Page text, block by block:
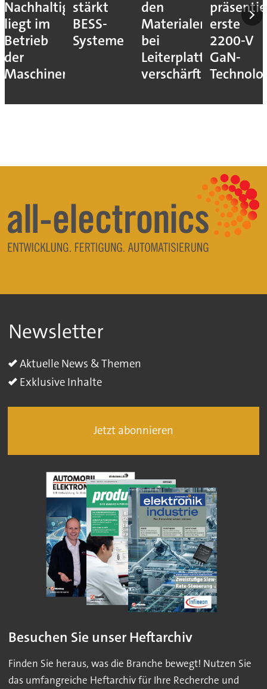
Nachhaltigkeitshebel
liegt im
Betrieb
der
Maschinen
stärkt
BESS-
Systeme
den
Materialengpass
bei
Leiterplatten
verschärft
erste
2200-V
GaN-
Newsletter
Aktuelle News & Themen
Exklusive Inhalte
Jetzt abonnieren
Besuchen Sie unser Heftarchiv
Finden Sie heraus, was die Branche bewegt! Nutzen Sie
das umfangreiche Heftarchiv für Ihre Recherche und